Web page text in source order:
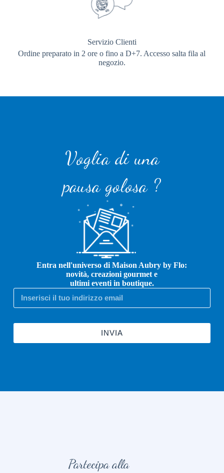
Servizio Clienti
Ordine preparato in 2 ore o fino a D+7. Accesso salta fila al
negozio.
Voglia di una
pausa golosa ?
Entra nell'universo di Maison Aubry by Flo:
novità, creazioni gourmet e
ultimi eventi in boutique.
INVIA
Partecipa alla